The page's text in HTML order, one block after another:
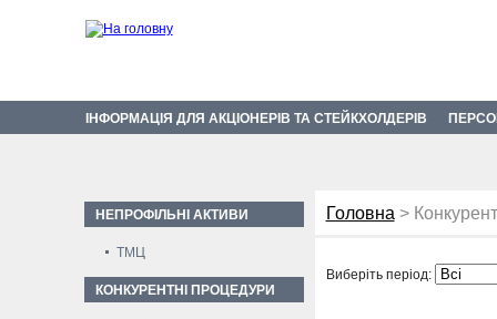
ІНФОРМАЦІЯ ДЛЯ АКЦІОНЕРІВ ТА СТЕЙКХОЛДЕРІВ
НЕПРОФІЛЬНІ АКТИВИ
ТМЦ
КОНКУРЕНТНІ ПРОЦЕДУРИ
Головна >
Виберіть період: